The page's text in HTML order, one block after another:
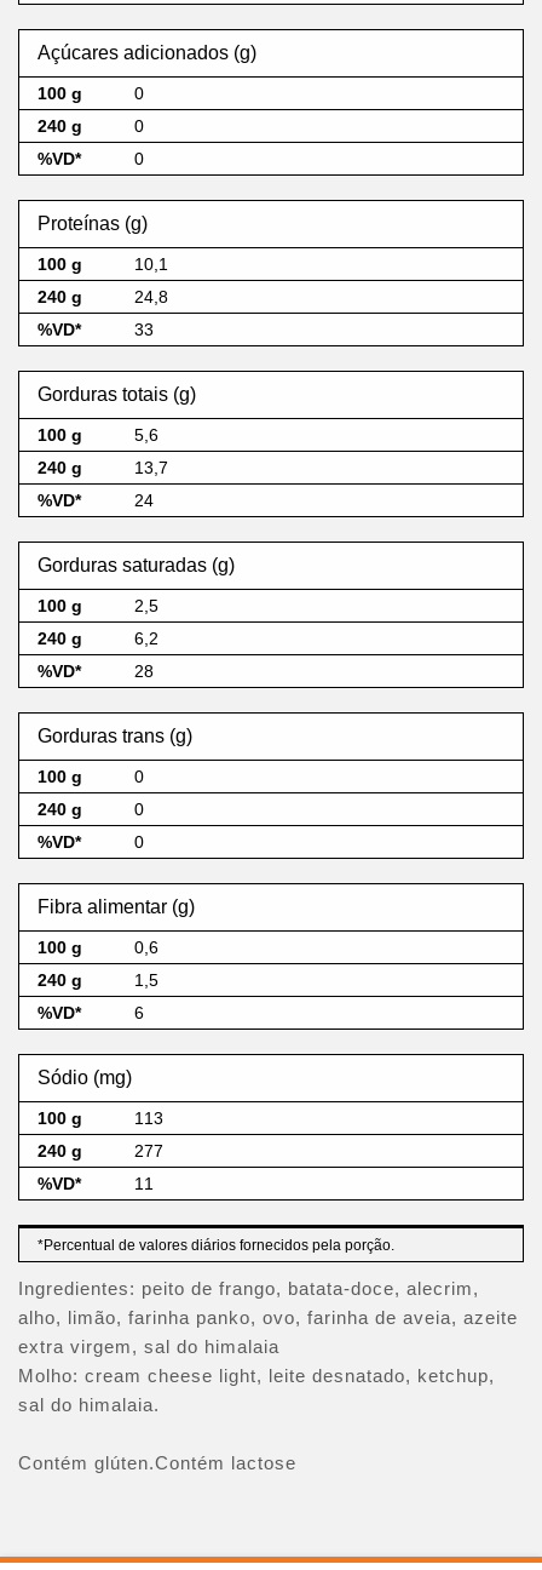
Açúcares adicionados (g)
0
0
0
Proteínas (g)
10,1
24,8
33
Gorduras totais (g)
5,6
13,7
24
Gorduras saturadas (g)
2,5
6,2
28
Gorduras trans (g)
0
0
0
Fibra alimentar (g)
0,6
1,5
6
Sódio (mg)
113
277
11
*Percentual de valores diários fornecidos pela porção.
Ingredientes: peito de frango, batata-doce, alecrim,
alho, limão, farinha panko, ovo, farinha de aveia, azeite
extra virgem, sal do himalaia
Molho: cream cheese light, leite desnatado, ketchup,
sal do himalaia.
Contém glúten.Contém lactose